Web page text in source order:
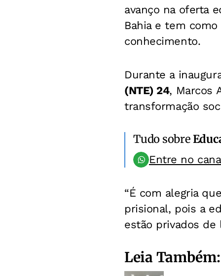
avanço na oferta
Bahia e tem
conhecimento.
Durante a
(NTE) 24, Marcos
transformação
Tudo sobre
Entre no
“É com alegria
prisional, pois a
estão privados de
Leia Também: